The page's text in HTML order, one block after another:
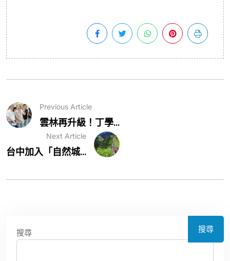
Previous Article
雲林再升級！丁學...
Next Article
台中加入「自然城...
搜尋 搜尋